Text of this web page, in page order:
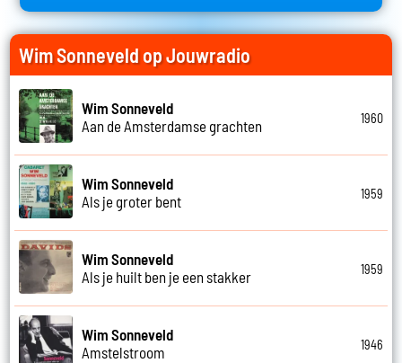
Wim Sonneveld op Jouwradio
Wim Sonneveld
Aan de Amsterdamse grachten
1960
Wim Sonneveld
Als je groter bent
1959
Wim Sonneveld
Als je huilt ben je een stakker
1959
Wim Sonneveld
Amstelstroom
1946